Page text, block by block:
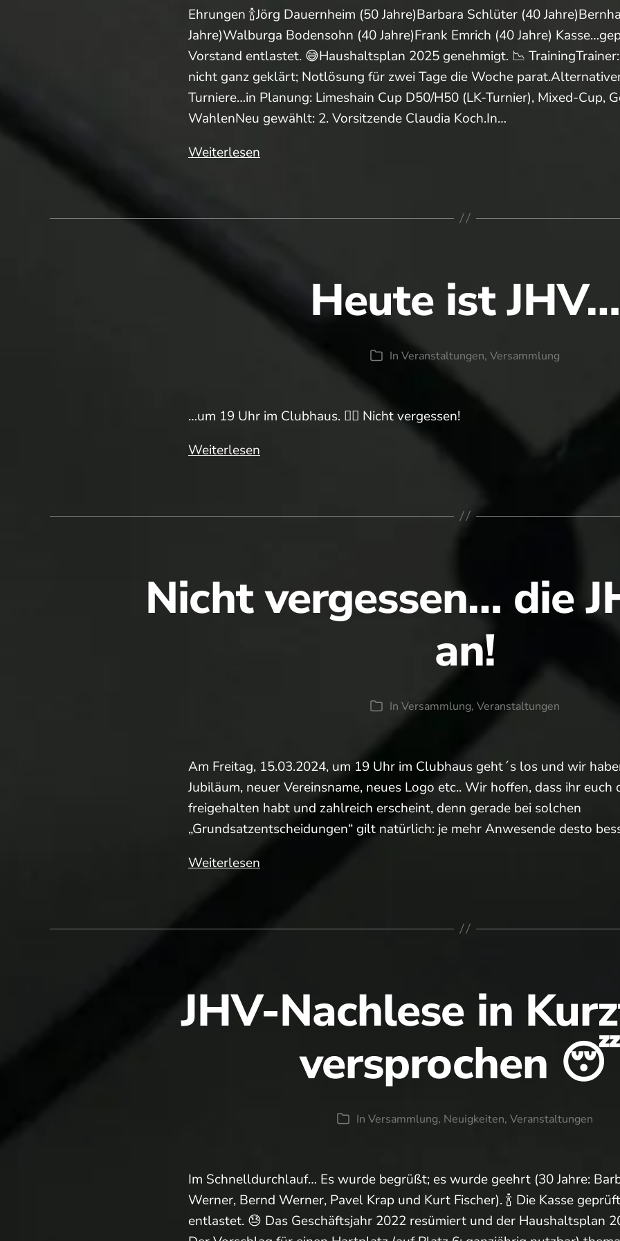
Ehrungen 🍾Jörg Dauernheim (50 Jahre)Barbara Schlüter (40
Jahre)Walburga Bodensohn (40 Jahre)Frank Emrich (40 Jahre)
Vorstand entlastet. 😅Haushaltsplan 2025 genehmigt. 📉
nicht ganz geklärt; Notlösung für zwei Tage die Woche
Turniere…in Planung: Limeshain Cup D50/H50 (LK-Turnier), Mixed-Cup,
WahlenNeu gewählt: 2. Vorsitzende Claudia Koch.In…
Weiterlesen
Schnelldurchlauf
Heute ist JHV…
Kategorien
In Veranstaltungen, Versammlung
…um 19 Uhr im Clubhaus. ☝🏻 Nicht vergessen!
Weiterlesen
Nicht vergessen… die
an!
Kategorien
In Versammlung, Veranstaltungen
Am Freitag, 15.03.2024, um 19 Uhr im Clubhaus geht´s los und wir
Jubiläum, neuer Vereinsname, neues Logo etc.. Wir hoffen, dass ihr euch
freigehalten habt und zahlreich erscheint, denn gerade bei solchen
„Grundsatzentscheidungen“ gilt natürlich: je mehr Anwesende desto
Weiterlesen
JHV
JHV-Nachlese in
versprochen
Kategorien
In Versammlung, Neuigkeiten, Veranstaltungen
Im Schnelldurchlauf… Es wurde begrüßt; es wurde geehrt (30 Jahre:
Werner, Bernd Werner, Pavel Krap und Kurt Fischer). 🍾 Die Kasse
entlastet. 😓 Das Geschäftsjahr 2022 resümiert und der Haushaltsplan